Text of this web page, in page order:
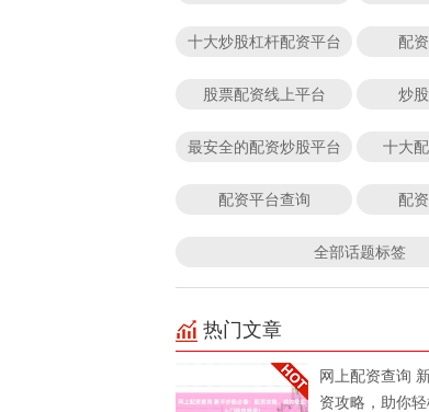
十大炒股杠杆配资平台 配
股票配资线上平台 炒
最安全的配资炒股平台 十大
配资平台查询 配
全部话题标签
热门文章
网上配资查询
资攻略，助你